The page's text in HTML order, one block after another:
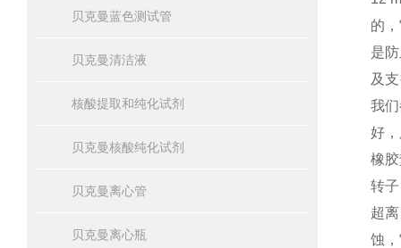
贝克曼蓝色测试管
贝克曼清洁液
核酸提取和纯化试剂
贝克曼核酸纯化试剂
贝克曼离心管
贝克曼离心瓶
的
是
及
我
好
橡
转
超
蚀